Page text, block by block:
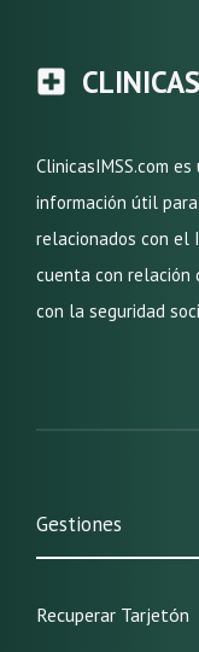
ClinicasIMSS.com
información útil
relacionados con el
cuenta con relación
con la seguridad
Gestiones
Recuperar Tarjetón